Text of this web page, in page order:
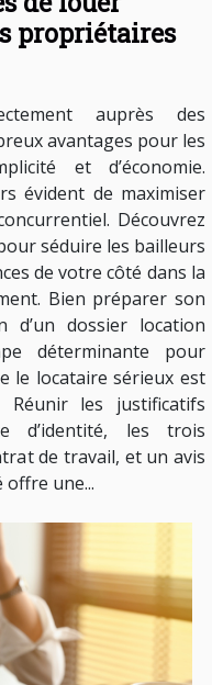
propriétaires
auprès des
avantages pour les
et d’économie.
évident de maximiser
Découvrez
séduire les bailleurs
de votre côté dans la
Bien préparer son
d’un dossier location
déterminante pour
le locataire sérieux est
les justificatifs
d’identité, les trois
de travail, et un avis
offre une...